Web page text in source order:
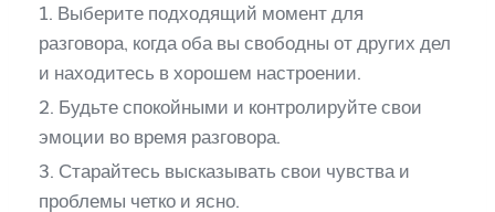
1. Выберите подходящий момент для
разговора, когда оба вы свободны от других дел
и находитесь в хорошем настроении.
2. Будьте спокойными и контролируйте свои
эмоции во время разговора.
3. Старайтесь высказывать свои чувства и
проблемы четко и ясно.